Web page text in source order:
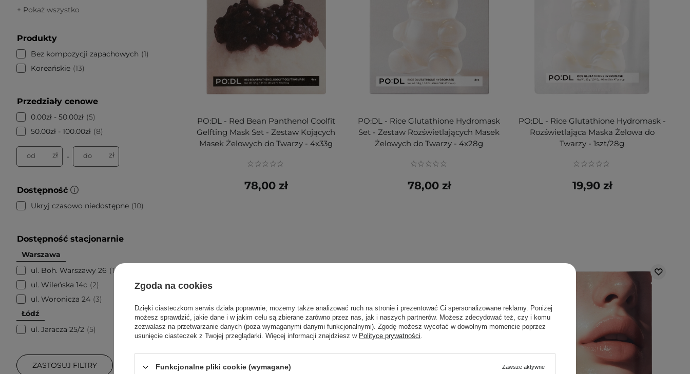
+ Pokaż wszystko
Produkty
Bez kompozycji zapachowych
1
Koreańskie 13
Przedziały cenowe
0.00zł - 50.00zł 5
50.00zł - 100.00zł 8
od zł - do zł
Dostępność
Ukryj czasowo niedostępne 10
Dostępność stacjonarnie
Warszawa
ul. Boh. Warszawy 26
1
ul. Wileńska 14c
2
ul. Woronicza 24 3
Łódź
ul. Jaracza 25/2 5
ZASTOSUJ FILTRY
PO:DL - Red Bean Panthenol Coolfit
Gelfting Mask Set - Zestaw Kojących
Masek Żelowych do Twarzy - 4x33g
78,00 zł
PO:DL - Rice Glutathione Hydromask
Set - Zestaw Rozświetlających Masek
Żelowych do Twarzy - 4x28g
78,00 zł
PO:DL - Rice Glutathione Hydromask -
Rozświetlająca Maska Żelowa do
Twarzy - 1szt/28g
19,90 zł
Zgoda na cookies
Dzięki ciasteczkom serwis działa poprawnie; możemy także analizować ruch na stronie i prezentować Ci spersonalizowane reklamy. Poniżej
możesz sprawdzić, jakie dane i w jakim celu są zbierane zarówno przez nas, jak i naszych partnerów. Możesz zdecydować też, czy i komu
zezwalasz na przetwarzanie danych (poza wymaganymi danymi funkcjonalnymi). Zgodę możesz wycofać w dowolnym momencie poprzez
usunięcie ciasteczek z Twojej przeglądarki. Więcej informacji znajdziesz w Polityce prywatności.
Funkcjonalne pliki cookie (wymagane) Zawsze aktywne